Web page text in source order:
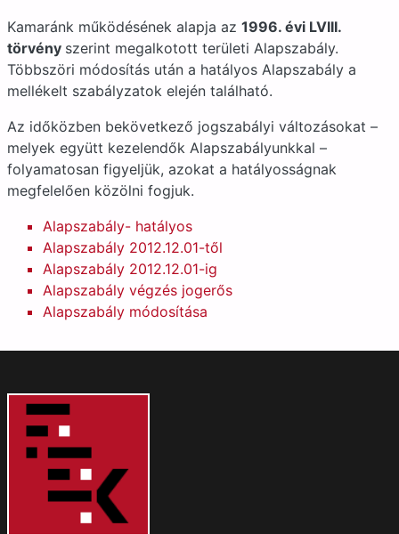
Kamaránk működésének alapja az 1996. évi LVIII.
törvény szerint megalkotott területi Alapszabály.
Többszöri módosítás után a hatályos Alapszabály a
mellékelt szabályzatok elején található.
Az időközben bekövetkező jogszabályi változásokat –
melyek együtt kezelendők Alapszabályunkkal –
folyamatosan figyeljük, azokat a hatályosságnak
megfelelően közölni fogjuk.
Alapszabály- hatályos
Alapszabály 2012.12.01-től
Alapszabály 2012.12.01-ig
Alapszabály végzés jogerős
Alapszabály módosítása